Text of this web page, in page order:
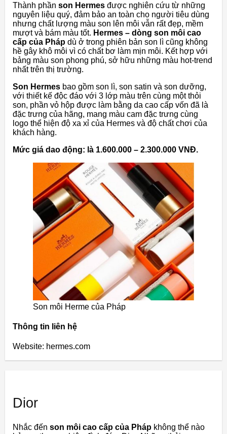
Thành phần son Hermes được nghiên cứu từ những
nguyên liệu quý, đảm bảo an toàn cho người tiêu dùng
nhưng chất lượng màu son lên môi vẫn rất đẹp, mềm
mượt và bám màu tốt. Hermes – dòng son môi cao
cấp của Pháp dù ở trong phiên bản son lì cũng không
hề gây khô môi vì có chất bơ làm mịn môi. Kết hợp với
bảng màu son phong phú, sở hữu những màu hot-trend
nhất trên thị trường.
Son Hermes bao gồm son lì, son satin và son dưỡng,
với thiết kế độc đáo với 3 lớp màu trên cùng một thỏi
son, phần vỏ hộp được làm bằng da cao cấp vốn đã là
đặc trưng của hãng, mang màu cam đặc trưng cùng
logo thể hiện độ xa xỉ của Hermes và độ chất chơi của
khách hàng.
Mức giá dao động: là 1.600.000 – 2.300.000 VNĐ.
Son môi Herme của Pháp
Thông tin liên hệ
Website: hermes.com
Dior
Nhắc đến son môi cao cấp của Pháp không thể nào